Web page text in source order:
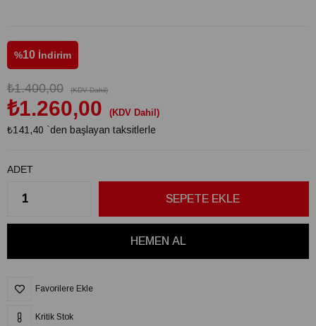
%10 İndirim
₺1.400,00 (KDV Dahil)
₺1.260,00 (KDV Dahil)
₺141,40 `den başlayan taksitlerle
ADET
Favorilere Ekle
Kritik Stok